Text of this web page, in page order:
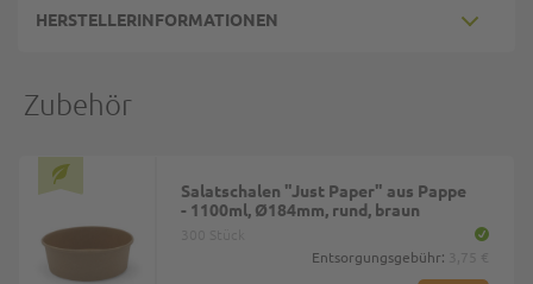
HERSTELLERINFORMATIONEN
Zubehör
Salatschalen "Just Paper" aus Pappe
- 1100ml, Ø184mm, rund, braun
Entsorgungsgebühr: